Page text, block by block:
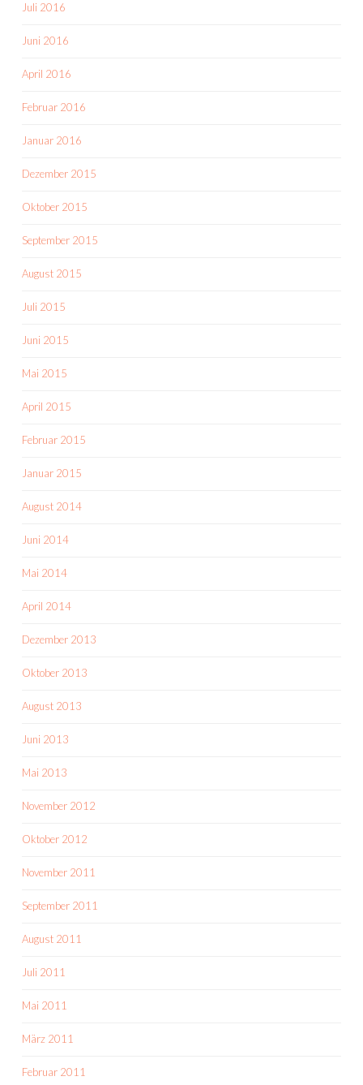
Juli 2016
Juni 2016
April 2016
Februar 2016
Januar 2016
Dezember 2015
Oktober 2015
September 2015
August 2015
Juli 2015
Juni 2015
Mai 2015
April 2015
Februar 2015
Januar 2015
August 2014
Juni 2014
Mai 2014
April 2014
Dezember 2013
Oktober 2013
August 2013
Juni 2013
Mai 2013
November 2012
Oktober 2012
November 2011
September 2011
August 2011
Juli 2011
Mai 2011
März 2011
Februar 2011